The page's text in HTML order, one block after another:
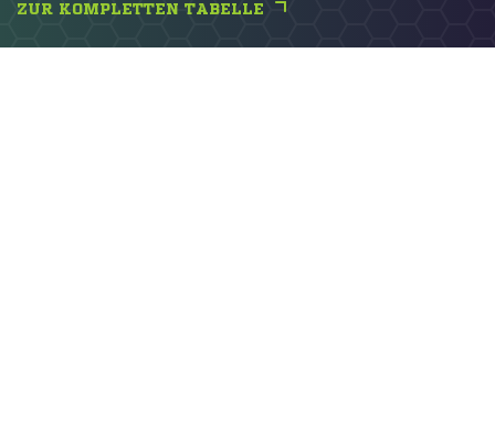
ZUR KOMPLETTEN TABELLE